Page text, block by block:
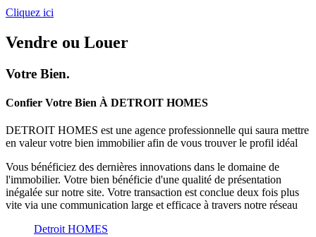
Cliquez ici
Vendre ou Louer
Votre Bien.
Confier Votre Bien À DETROIT HOMES
DETROIT HOMES est une agence professionnelle qui saura mettre
en valeur votre bien immobilier afin de vous trouver le profil idéal
Vous bénéficiez des dernières innovations dans le domaine de
l'immobilier. Votre bien bénéficie d'une qualité de présentation
inégalée sur notre site. Votre transaction est conclue deux fois plus
vite via une communication large et efficace à travers notre réseau
Detroit HOMES